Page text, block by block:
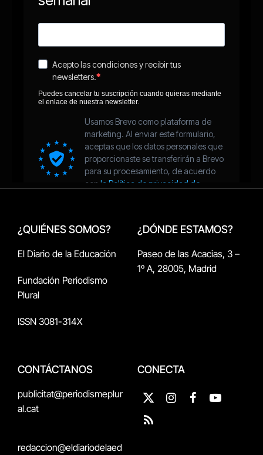
¿QUIÉNES SOMOS?
El Diario de la Educación
Fundación Periodismo
Plural
ISSN 3081-314X
¿DÓNDE ESTAMOS?
Paseo de las Acacias, 3 –
1º A, 28005, Madrid
CONTÁCTANOS
publicitat@periodismeplur
al.cat
redaccion@eldiariodelaed
CONECTA
X
(Twitter)
InstagramFacebookYouTube
RSS